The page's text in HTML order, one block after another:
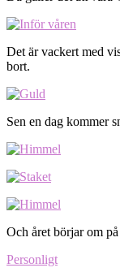
Det är vackert med
bort.
Sen en dag kommer
Och året börjar om
Personligt